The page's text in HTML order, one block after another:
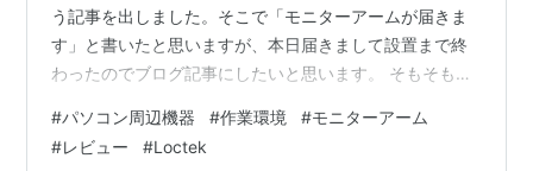
う記事を出しました。そこで「モニターアームが届きま
す」と書いたと思いますが、本日届きまして設置まで終
わったのでブログ記事にしたいと思います。 そもそも従
２７インチを２枚購入してみたものの、机的には余裕あ
るのですが何か見栄えが悪くないかと.....。 自分の中で思
#パソコン周辺機器 #作業環境 #モニターアーム
#レビュー #Loctek